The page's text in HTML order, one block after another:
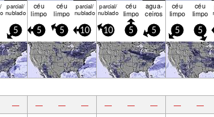
parcial/
nublado
céu
limpo
céu
limpo
parcial/
nublado
parcial/
nublado
céu
limpo
agua­
ceiros
céu
limpo
céu
limpo
5 5 5 10 10 5 5 5 5
— — — — — — — — —